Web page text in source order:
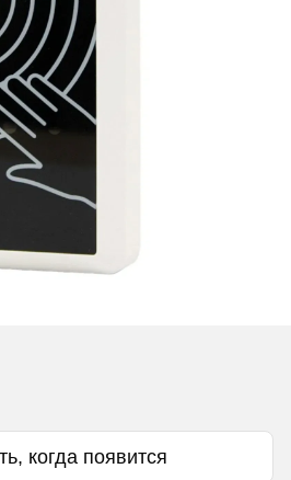
когда появится